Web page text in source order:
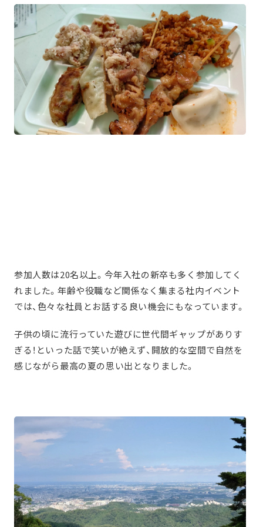
参加人数は20名以上。今年入社の新卒も多く参加してく
れました。年齢や役職など関係なく集まる社内イベント
では、色々な社員とお話する良い機会にもなっています。
子供の頃に流行っていた遊びに世代間ギャップがありす
ぎる！といった話で笑いが絶えず、開放的な空間で自然を
感じながら最高の夏の思い出となりました。